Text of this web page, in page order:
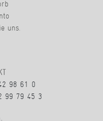
uns.
98 61 0
99 79 45 3